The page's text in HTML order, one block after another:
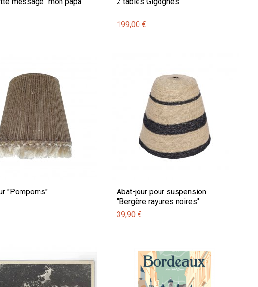
199,00 €
"Pompoms"
Abat-jour pour suspension
"Bergère rayures noires"
39,90 €